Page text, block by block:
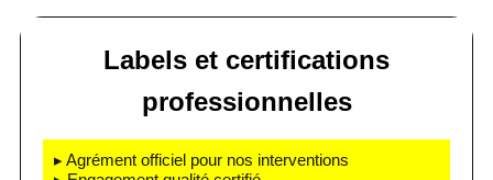
Labels et certifications
professionnelles
▸ Agrément officiel pour nos interventions